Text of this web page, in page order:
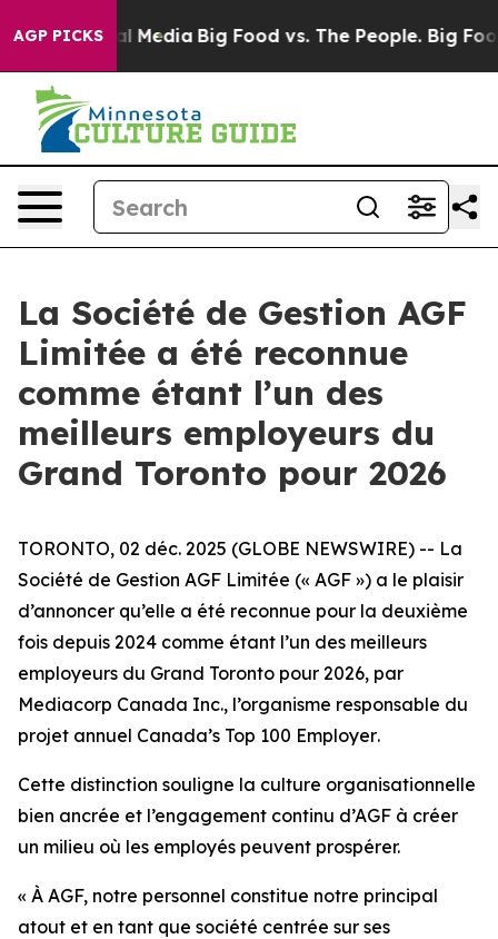
AGP PICKS
Social Media Big Food vs. The People. Big
La Société de Gestion AGF
Limitée a été reconnue
comme étant l’un des
meilleurs employeurs du
Grand Toronto pour 2026
TORONTO, 02 déc. 2025 (GLOBE NEWSWIRE) -- La
Société de Gestion AGF Limitée (« AGF ») a le plaisir
d’annoncer qu’elle a été reconnue pour la deuxième
fois depuis 2024 comme étant l’un des meilleurs
employeurs du Grand Toronto pour 2026, par
Mediacorp Canada Inc., l’organisme responsable du
projet annuel Canada’s Top 100 Employer.
Cette distinction souligne la culture organisationnelle
bien ancrée et l’engagement continu d’AGF à créer
un milieu où les employés peuvent prospérer.
« À AGF, notre personnel constitue notre principal
atout et en tant que société centrée sur ses